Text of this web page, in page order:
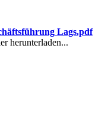
Lags.pdf
herunterladen...